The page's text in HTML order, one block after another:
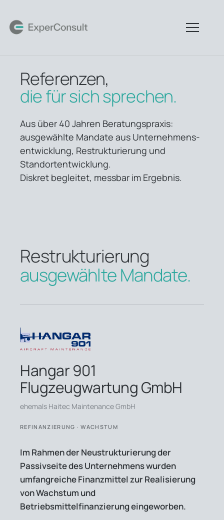
Referenzen,
die für sich sprechen.
Aus über 40 Jahren Beratungspraxis:
ausgewählte Mandate aus Unternehmens­
entwicklung, Restrukturierung und
Standort­entwicklung.
Diskret begleitet, messbar im Ergebnis.
Restrukturierung
ausgewählte Mandate.
Hangar 901
Flugzeugwartung GmbH
ehemals Haitec Maintenance GmbH
REFINANZIERUNG · WACHSTUM
Im Rahmen der Neustrukturierung der
Passivseite des Unternehmens wurden
umfangreiche Finanzmittel zur Realisierung
von Wachstum und
Betriebsmittelfinanzierung eingeworben.